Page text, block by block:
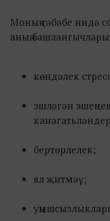
Моның сәбәбе нидә
аның
көндәлек
эшләгән
бертөрлелек;
ял җитмәү;